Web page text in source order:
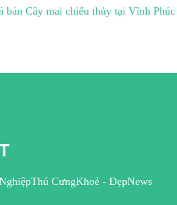
bán Cây mai chiếu thủy tại Vĩnh Phúc
Thú CưngKhoẻ - ĐẹpNews